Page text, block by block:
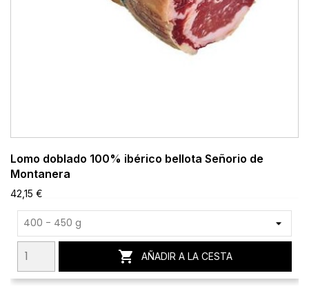
Lomo doblado 100% ibérico bellota Señorio de
Montanera
42,15 €
 AÑADIR A LA CESTA